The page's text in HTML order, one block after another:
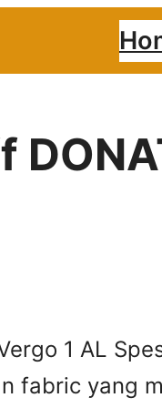
1 AL
fabric yang